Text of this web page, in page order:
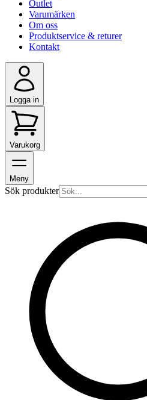
Outlet
Varumärken
Om oss
Produktservice & returer
Kontakt
Logga in
Varukorg
Meny
Sök produkter